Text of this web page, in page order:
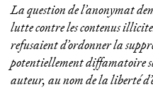
La question de l’anonymat
lutte contre les contenus
refusaient d’ordonner la
potentiellement diffamatoire
auteur, au nom de la liberté